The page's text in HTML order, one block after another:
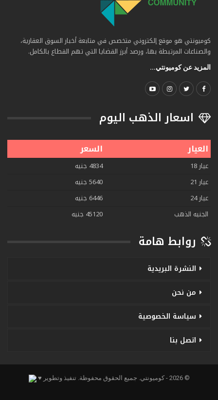
كوميونتي هو موقع إلكتروني متخصص في متابعة أخبار السوق العقارية،
والصناعات المرتبطة بها، ورصد أبرز القضايا التي تهم القطاع بالكامل.
المزيد عن كوميونتي...
اسعار الذهب اليوم
العيار السعر
عيار 18
4834 جنيه
عيار 21
5640 جنيه
عيار 24
6446 جنيه
الجنيه الذهب
45120 جنيه
روابط هامة
النشرة البريدية
من نحن
سياسة الخصوصية
اتصل بنا
© 2026 - كوميونتي. جميع الحقوق محفوظة. تنفيذ وتطوير ♥